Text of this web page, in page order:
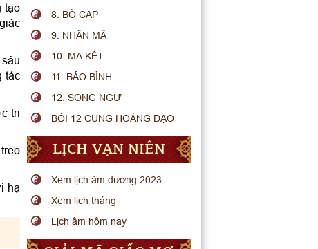
tạo
tác
tri
hạ
8. BÒ CẠP
9. NHÂN MÃ
10. MA KẾT
11. BẢO BÌNH
12. SONG NGƯ
BÓI 12 CUNG HOÀNG ĐẠO
LỊCH VẠN NIÊN
Xem lịch âm dương 2023
Xem lịch tháng
Lịch âm hôm nay